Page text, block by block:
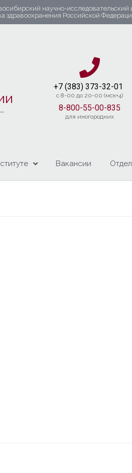
научно-исследовательский
здравоохранения Российской
+7 (383) 373-32-01​
c 8-00 до 20-00 (мск+4)
8-800-55-00-835
для иногородних
Вакансии